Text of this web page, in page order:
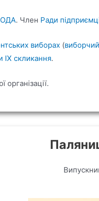
ОДА. Член Ради
виборах (
IX скликання.
організації.